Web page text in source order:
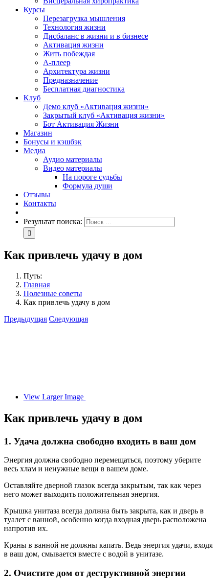
Курсы
Перезагрузка мышления
Технология жизни
Дисбаланс в жизни и в бизнесе
Активация жизни
Жить побеждая
А-плеер
Архитектура жизни
Предназначение
Бесплатная диагностика
Клуб
Демо клуб «Активация жизни»
Закрытый клуб «Активация жизни»
Бот Активация Жизни
Магазин
Бонусы и кэшбэк
Медиа
Аудио материалы
Видео материалы
На пороге судьбы
Формула души
Отзывы
Контакты
Результат поиска:
Как привлечь удачу в дом
Путь:
Главная
Полезные советы
Как привлечь удачу в дом
Предыдущая Следующая
View Larger Image
Как привлечь удачу в дом
1. Удача должна свободно входить в ваш дом
Энергия должна свободно перемещаться, поэтому уберите
весь хлам и ненужные вещи в вашем доме.
Оставляйте дверной глазок всегда закрытым, так как через
него может выходить положительная энергия.
Крышка унитаза всегда должна быть закрыта, как и дверь в
туалет с ванной, особенно когда входная дверь расположена
напротив их.
Краны в ванной не должны капать. Ведь энергия удачи, входя
в ваш дом, смывается вместе с водой в унитазе.
2. Очистите дом от деструктивной энергии